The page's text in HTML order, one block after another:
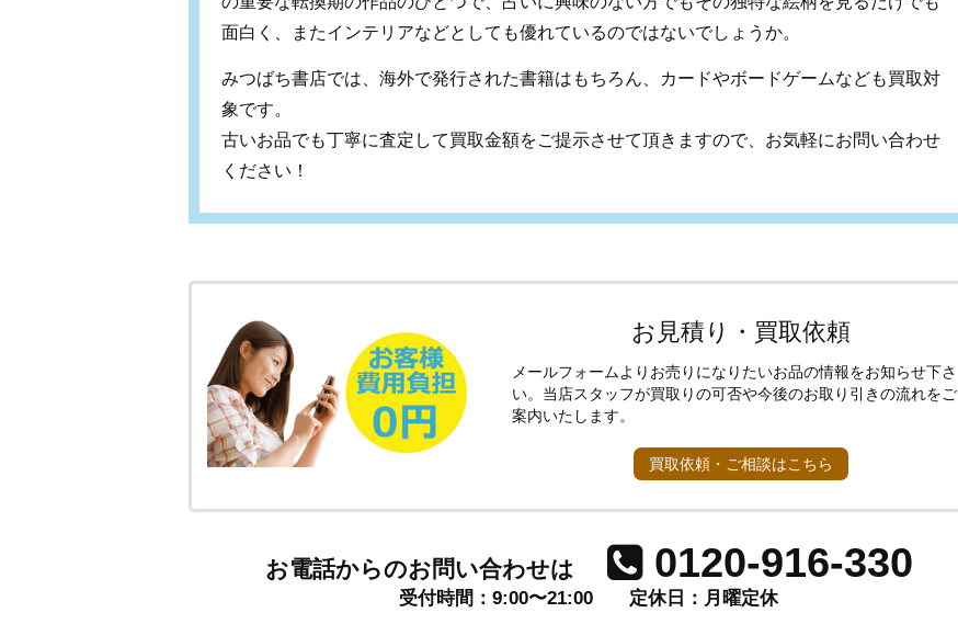
面白く、またインテリアなどとしても優れているのではないでしょうか。
みつばち書店では、海外で発行された書籍はもちろん、カードやボードゲームなども買取対
象です。
古いお品でも丁寧に査定して買取金額をご提示させて頂きますので、お気軽にお問い合わせ
ください！
お見積り・買取依頼
メールフォームよりお売りになりたいお品の情報をお知らせ下さ
い。当店スタッフが買取りの可否や今後のお取り引きの流れをご
案内いたします。
買取依頼・ご相談はこちら
お電話からのお問い合わせは 0120-916-330
受付時間：9:00〜21:00 定休日：月曜定休